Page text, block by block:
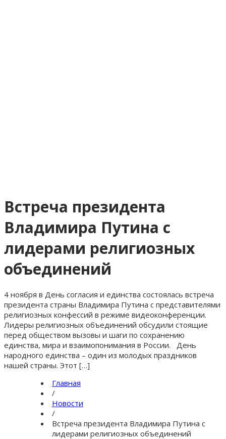
Встреча президента
Владимира Путина с
лидерами религиозных
объединений
4 ноября в День согласия и единства состоялась встреча
президента страны Владимира Путина с представителями
религиозных конфессий в режиме видеоконференции.
Лидеры религиозных объединений обсудили стоящие
перед обществом вызовы и шаги по сохранению
единства, мира и взаимопонимания в России. День
народного единства – один из молодых праздников
нашей страны. Этот […]
Главная
/
Новости
/
Встреча президента Владимира Путина с
лидерами религиозных объединений